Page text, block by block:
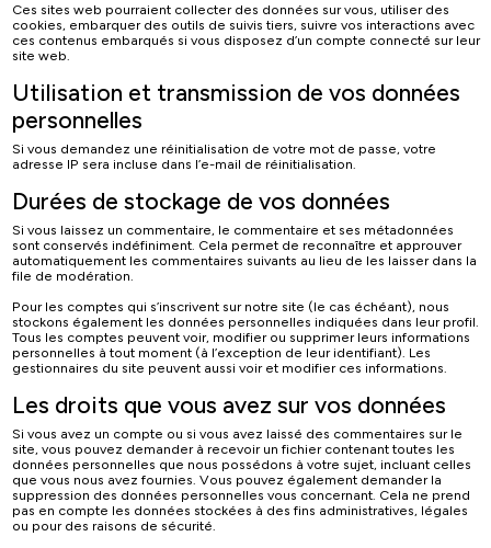
Ces sites web pourraient collecter des données sur vous, utiliser des
cookies, embarquer des outils de suivis tiers, suivre vos interactions avec
ces contenus embarqués si vous disposez d’un compte connecté sur leur
site web.
Utilisation et transmission de vos données
personnelles
Si vous demandez une réinitialisation de votre mot de passe, votre
adresse IP sera incluse dans l’e-mail de réinitialisation.
Durées de stockage de vos données
Si vous laissez un commentaire, le commentaire et ses métadonnées
sont conservés indéfiniment. Cela permet de reconnaître et approuver
automatiquement les commentaires suivants au lieu de les laisser dans la
file de modération.
Pour les comptes qui s’inscrivent sur notre site (le cas échéant), nous
stockons également les données personnelles indiquées dans leur profil.
Tous les comptes peuvent voir, modifier ou supprimer leurs informations
personnelles à tout moment (à l’exception de leur identifiant). Les
gestionnaires du site peuvent aussi voir et modifier ces informations.
Les droits que vous avez sur vos données
Si vous avez un compte ou si vous avez laissé des commentaires sur le
site, vous pouvez demander à recevoir un fichier contenant toutes les
données personnelles que nous possédons à votre sujet, incluant celles
que vous nous avez fournies. Vous pouvez également demander la
suppression des données personnelles vous concernant. Cela ne prend
pas en compte les données stockées à des fins administratives, légales
ou pour des raisons de sécurité.